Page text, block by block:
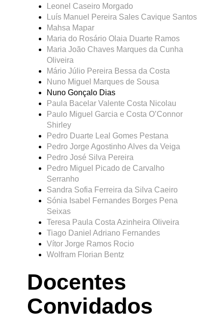
Leonel Caseiro Morgado
Luís Manuel Pereira Sales Cavique Santos
Mahsa Mapar
Maria do Rosário Olaia Duarte Ramos
Maria João Chaves Marques da Cunha
Oliveira
Mário Júlio Pereira Bessa da Costa
Nuno Miguel Marques de Sousa
Nuno Gonçalo Dias
Paula Bacelar Valente Costa Nicolau
Paulo Miguel Garcia e Costa O’Connor
Shirley
Pedro Duarte Leal Gomes Pestana
Pedro Jorge Agostinho Alves da Veiga
Pedro José Silva Pereira
Pedro Miguel Picado de Carvalho
Serranho
Sandra Sofia Ferreira da Silva Caeiro
Sónia Isabel Fernandes Borges Pena
Seixas
Teresa Paula Costa Azinheira Oliveira
Tiago Daniel Adriano Fernandes
Vítor Jorge Ramos Rocio
Wolfram Florian Bentz
Docentes
Convidados